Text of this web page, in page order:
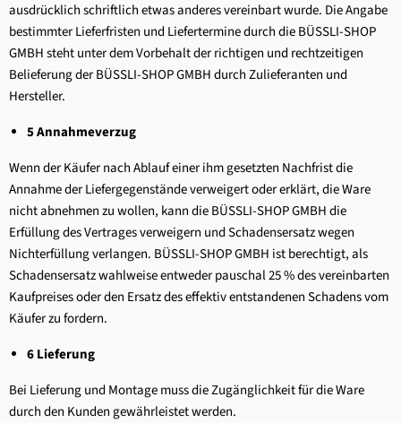
ausdrücklich schriftlich etwas anderes vereinbart wurde. Die Angabe
bestimmter Lieferfristen und Liefertermine durch die BÜSSLI-SHOP
GMBH steht unter dem Vorbehalt der richtigen und rechtzeitigen
Belieferung der BÜSSLI-SHOP GMBH durch Zulieferanten und
Hersteller.
5 Annahmeverzug
Wenn der Käufer nach Ablauf einer ihm gesetzten Nachfrist die
Annahme der Liefergegenstände verweigert oder erklärt, die Ware
nicht abnehmen zu wollen, kann die BÜSSLI-SHOP GMBH die
Erfüllung des Vertrages verweigern und Schadensersatz wegen
Nichterfüllung verlangen. BÜSSLI-SHOP GMBH ist berechtigt, als
Schadensersatz wahlweise entweder pauschal 25 % des vereinbarten
Kaufpreises oder den Ersatz des effektiv entstandenen Schadens vom
Käufer zu fordern.
6 Lieferung
Bei Lieferung und Montage muss die Zugänglichkeit für die Ware
durch den Kunden gewährleistet werden.